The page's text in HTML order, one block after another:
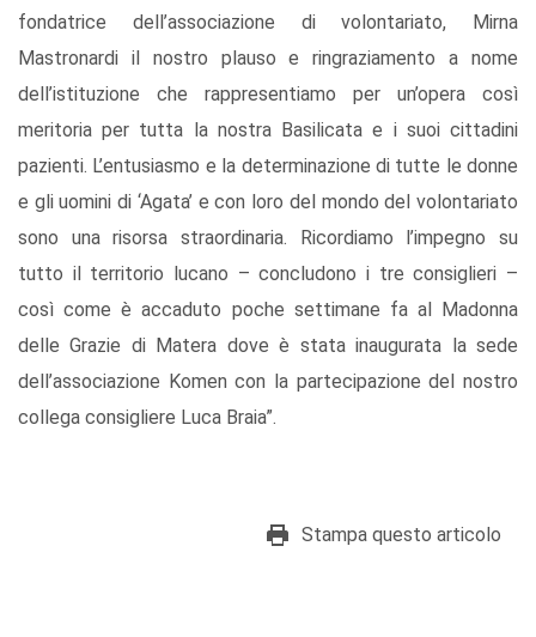
fondatrice dell’associazione di volontariato, Mirna
Mastronardi il nostro plauso e ringraziamento a nome
dell’istituzione che rappresentiamo per un’opera così
meritoria per tutta la nostra Basilicata e i suoi cittadini
pazienti. L’entusiasmo e la determinazione di tutte le donne
e gli uomini di ‘Agata’ e con loro del mondo del volontariato
sono una risorsa straordinaria. Ricordiamo l’impegno su
tutto il territorio lucano – concludono i tre consiglieri –
così come è accaduto poche settimane fa al Madonna
delle Grazie di Matera dove è stata inaugurata la sede
dell’associazione Komen con la partecipazione del nostro
collega consigliere Luca Braia”.
Stampa questo articolo